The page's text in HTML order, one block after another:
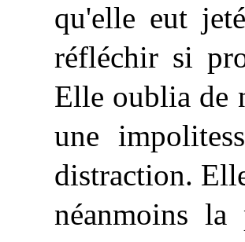
qu'elle eut
réfléchir si
Elle oublia de
une
distraction.
néanmoins